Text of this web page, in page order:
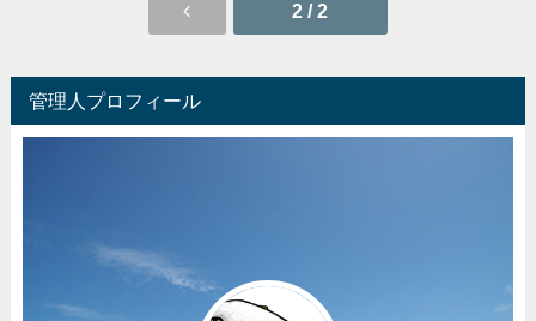
2 / 2
管理人プロフィール